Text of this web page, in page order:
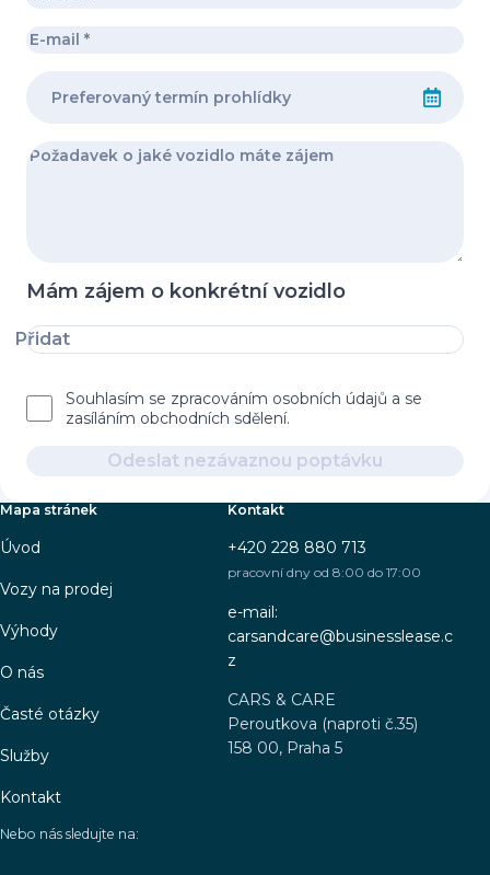
Mám zájem o konkrétní vozidlo
Přidat
Souhlasím se zpracováním osobních údajů a se
zasíláním obchodních sdělení.
Odeslat nezávaznou poptávku
Mapa stránek
Úvod
Vozy na prodej
Výhody
O nás
Časté otázky
Služby
Kontakt
Kontakt
+420 228 880 713
pracovní dny od 8:00 do 17:00
e-mail:
carsandcare@businesslease.c
z
CARS & CARE
Peroutkova (naproti č.35)
158 00, Praha 5
Nebo nás sledujte na: